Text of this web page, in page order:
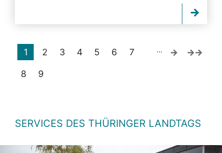
1 2 3 4 5 6 7
8 9
…
SERVICES DES THÜRINGER LANDTAGS